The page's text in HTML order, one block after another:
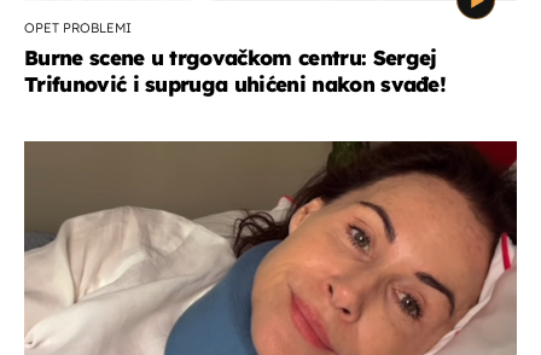
OPET PROBLEMI
Burne scene u trgovačkom centru: Sergej
Trifunović i supruga uhićeni nakon svađe!